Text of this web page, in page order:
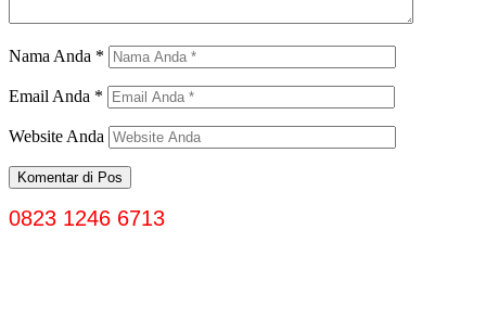
Nama Anda *
Email Anda *
Website Anda
0823 1246 6713